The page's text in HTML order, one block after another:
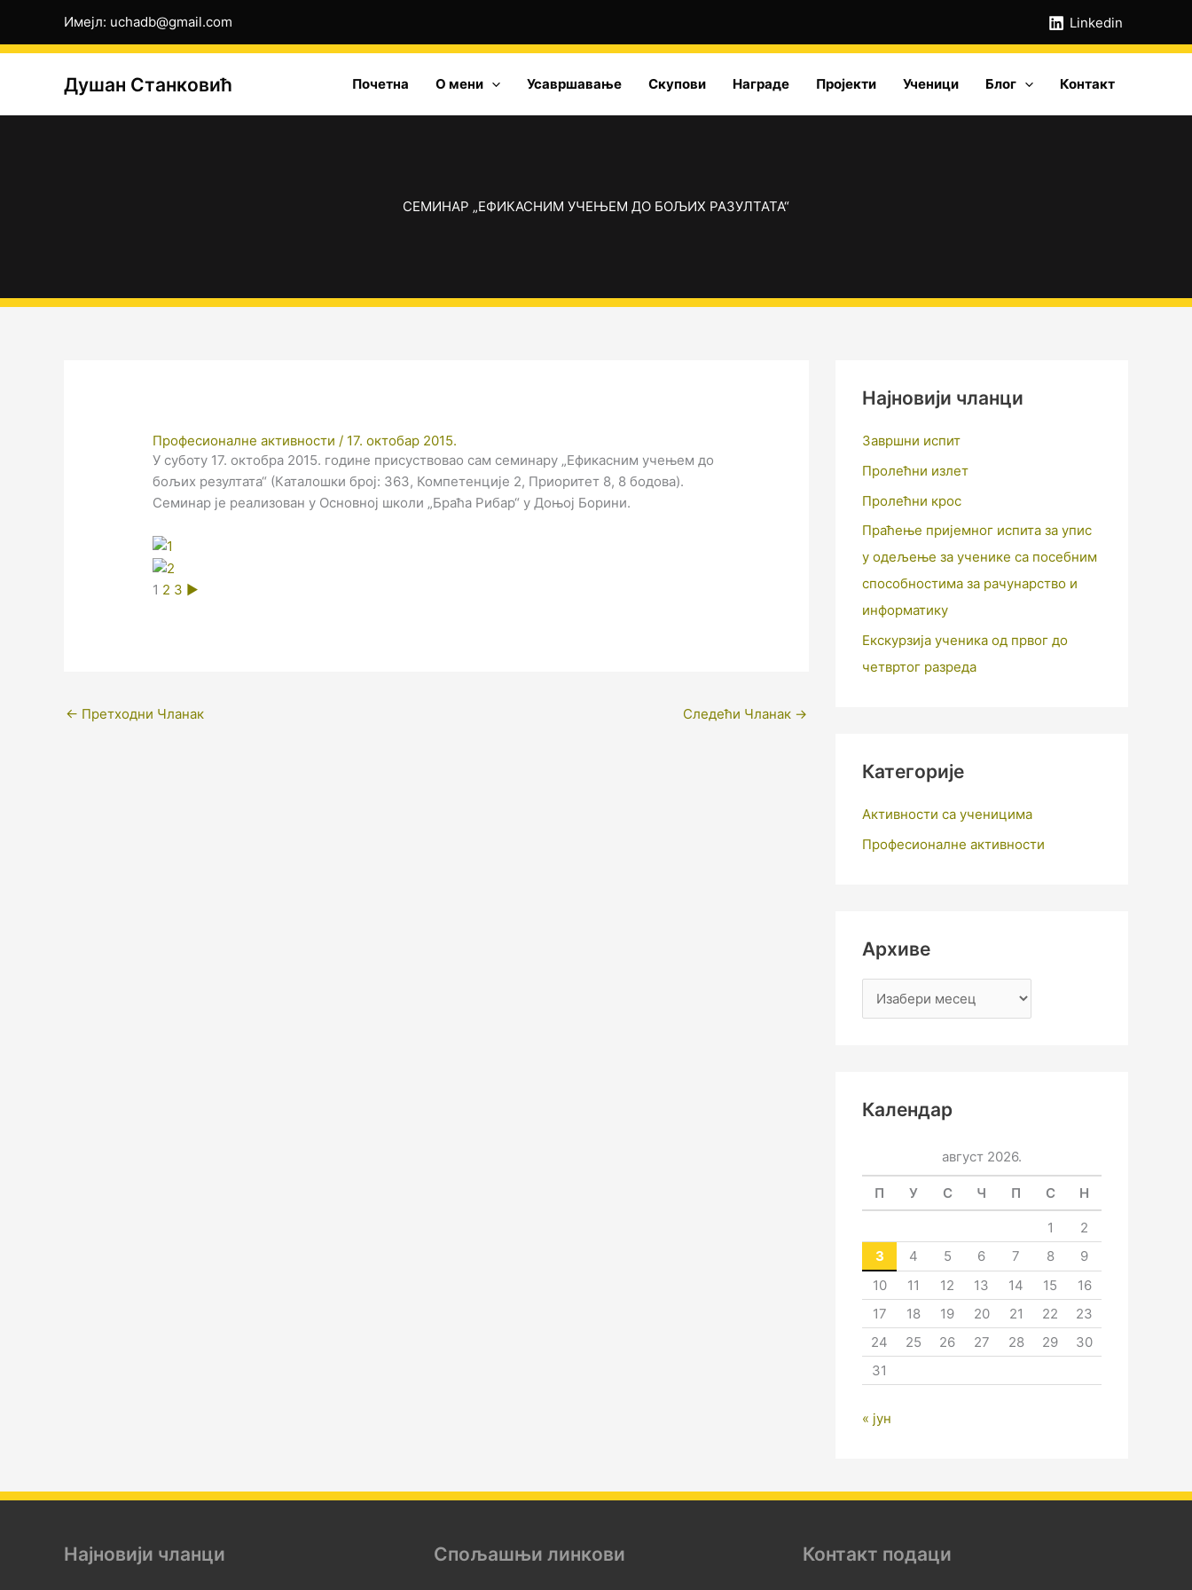
садржај
Имејл: uchadb@gmail.com Linkedin
Душан Станковић Почетна О мени Усавршавање Скупови Награде Пројекти Ученици Блог Контакт
СЕМИНАР „ЕФИКАСНИМ УЧЕЊЕМ ДО БОЉИХ РАЗУЛТАТА“
Професионалне активности / 17. октобар 2015.
У суботу 17. октобра 2015. године присуствовао сам семинару „Ефикасним учењем до
бољих резултата“ (Каталошки број: 363, Компетенције 2, Приоритет 8, 8 бодова).
Семинар је реализован у Основној школи „Браћа Рибар“ у Доњој Борини.
1 2 3 ►
← Претходни Чланак Следећи Чланак →
Најновији чланци
Завршни испит
Пролећни излет
Пролећни крос
Праћење пријемног испита за упис
у одељење за ученике са посебним
способностима за рачунарство и
информатику
Екскурзија ученика од првог до
четвртог разреда
Категорије
Активности са ученицима
Професионалне активности
Архиве
и
в
Календар
август 2026.
П У С Ч П С Н
1
2
3
4 5 6 7 8
9
10
11 12 13 14 15
16
17
18 19 20 21 22
23
24
25 26 27 28 29
30
31
« јун
Најновији чланци Спољашњи линкови Контакт подаци